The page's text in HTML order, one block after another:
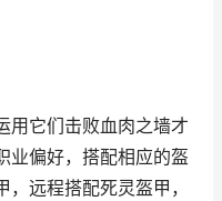
用它们击败血肉之墙才
业偏好，搭配相应的盔
远程搭配死灵盔甲，